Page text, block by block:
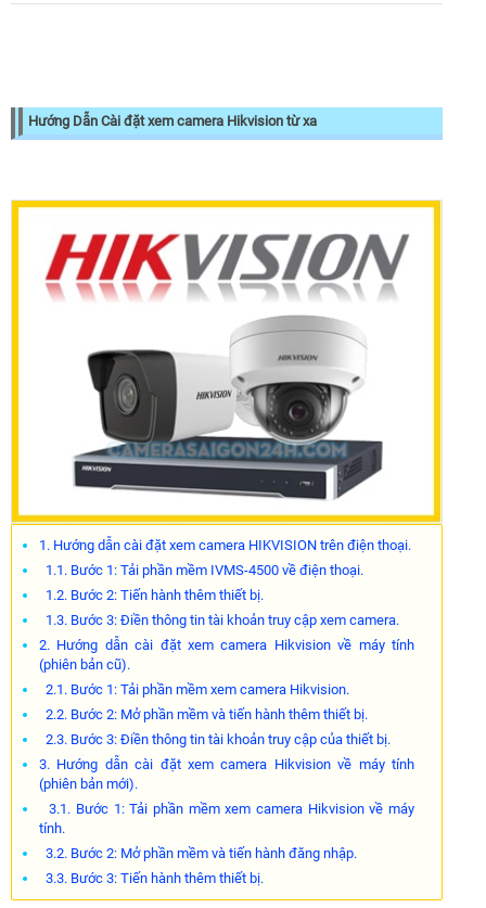
Hướng Dẫn Cài đặt xem camera Hikvision từ xa
1. Hướng dẫn cài đặt xem camera HIKVISION trên điện thoại.
1.1. Bước 1: Tải phần mềm IVMS-4500 về điện thoại.
1.2. Bước 2: Tiến hành thêm thiết bị.
1.3. Bước 3: Điền thông tin tài khoản truy cập xem camera.
2. Hướng dẫn cài đặt xem camera Hikvision về máy tính
(phiên bản cũ).
2.1. Bước 1: Tải phần mềm xem camera Hikvision.
2.2. Bước 2: Mở phần mềm và tiến hành thêm thiết bị.
2.3. Bước 3: Điền thông tin tài khoản truy cập của thiết bị.
3. Hướng dẫn cài đặt xem camera Hikvision về máy tính
(phiên bản mới).
3.1. Bước 1: Tải phần mềm xem camera Hikvision về máy
tính.
3.2. Bước 2: Mở phần mềm và tiến hành đăng nhập.
3.3. Bước 3: Tiến hành thêm thiết bị.